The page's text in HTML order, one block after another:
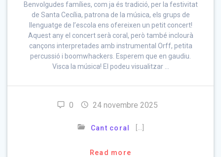
Benvolgudes famílies, com ja és tradició, per la festivitat
de Santa Cecília, patrona de la música, els grups de
llenguatge de l’escola ens ofereixen un petit concert!
Aquest any el concert serà coral, però també inclourà
cançons interpretades amb instrumental Orff, petita
percussió i boomwhackers. Esperem que en gaudiu.
Visca la música! El podeu visualitzar …
0 24 novembre 2025
Cant coral
Read more